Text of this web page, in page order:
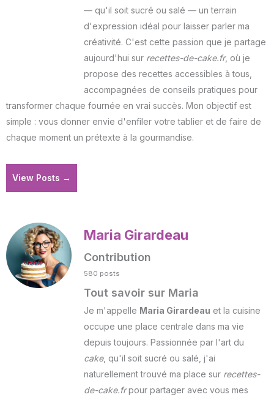
— qu'il soit sucré ou salé — un terrain
d'expression idéal pour laisser parler ma
créativité. C'est cette passion que je partage
aujourd'hui sur recettes-de-cake.fr, où je
propose des recettes accessibles à tous,
accompagnées de conseils pratiques pour
transformer chaque fournée en vrai succès. Mon objectif est
simple : vous donner envie d'enfiler votre tablier et de faire de
chaque moment un prétexte à la gourmandise.
View Posts →
Maria Girardeau
Contribution
580 posts
Tout savoir sur Maria
Je m'appelle Maria Girardeau et la cuisine
occupe une place centrale dans ma vie
depuis toujours. Passionnée par l'art du
cake, qu'il soit sucré ou salé, j'ai
naturellement trouvé ma place sur recettes-
de-cake.frpour partager avec vous mes